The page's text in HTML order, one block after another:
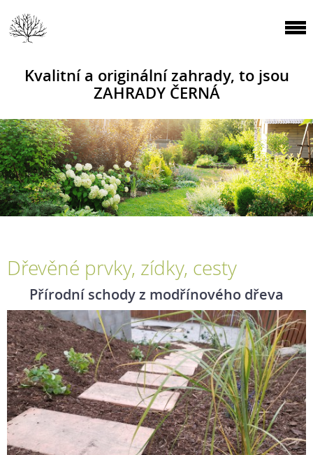
Kvalitní a originální zahrady, to jsou
ZAHRADY ČERNÁ
Dřevěné prvky, zídky, cesty
Přírodní schody z modřínového dřeva